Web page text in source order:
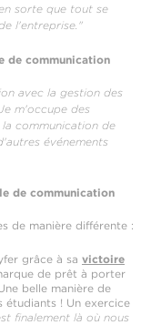
sorte que tout se
l'entreprise."
de communication
avec la gestion des
m'occupe des
communication de
événements
de communication
de manière différente :
grâce à sa victoire
de prêt à porter
belle manière de
étudiants ! Un exercice
finalement là où nous